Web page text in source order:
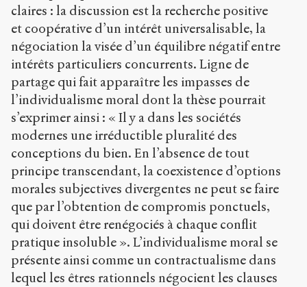
claires : la discussion est la recherche positive
et coopérative d’un intérêt universalisable, la
négociation la visée d’un équilibre négatif entre
intérêts particuliers concurrents. Ligne de
partage qui fait apparaître les impasses de
l’individualisme moral dont la thèse pourrait
s’exprimer ainsi : « Il y a dans les sociétés
modernes une irréductible pluralité des
conceptions du bien. En l’absence de tout
principe transcendant, la coexistence d’options
morales subjectives divergentes ne peut se faire
que par l’obtention de compromis ponctuels,
qui doivent être renégociés à chaque conflit
pratique insoluble ». L’individualisme moral se
présente ainsi comme un contractualisme dans
lequel les êtres rationnels négocient les clauses